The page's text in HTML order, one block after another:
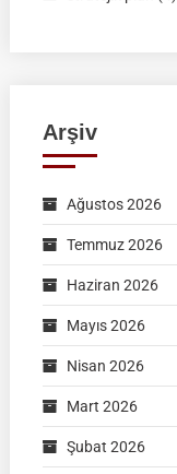
Arşiv
Ağustos 2026
Temmuz 2026
Haziran 2026
Mayıs 2026
Nisan 2026
Mart 2026
Şubat 2026